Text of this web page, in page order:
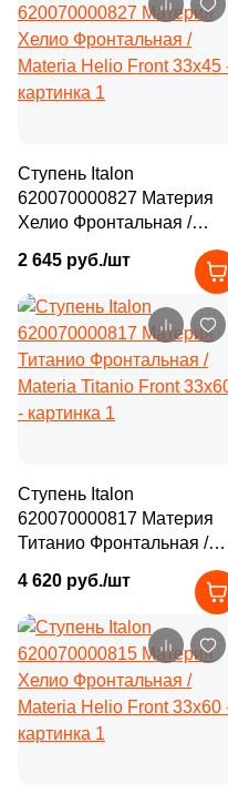
Ступень Italon
620070000827 Материя
Хелио Фронтальная /
Materia Helio Front 33x45
2 645 руб./шт
Ступень Italon
620070000817 Материя
Титанио Фронтальная /
Materia Titanio Front 33x60
4 620 руб./шт